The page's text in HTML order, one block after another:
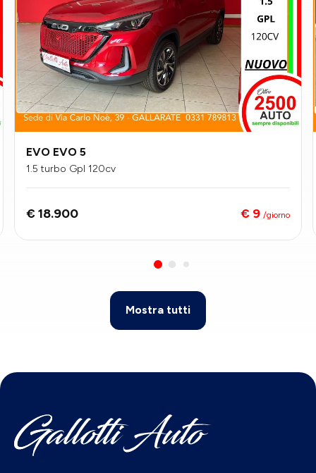
EVO EVO 5
1.5 turbo Gpl 120cv
€ 18.900 € 9 /giorno
Mostra tutti